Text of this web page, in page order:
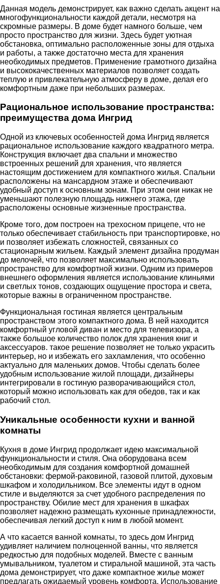
Данная модель демонстрирует, как важно сделать акцент на
многофункциональности каждой детали, несмотря на
скромные размеры. В доме будет намного больше, чем
просто пространство для жизни. Здесь будет уютная
обстановка, оптимально расположенные зоны для отдыха
и работы, а также достаточно места для хранения
необходимых предметов. Применение грамотного дизайна
и высококачественных материалов позволяет создать
теплую и привлекательную атмосферу в доме, делая его
комфортным даже при небольших размерах.
Рациональное использование пространства:
преимущества дома Ингрид
Одной из ключевых особенностей дома Ингрид является
рациональное использование каждого квадратного метра.
Конструкция включает два спальни и множество
встроенных решений для хранения, что является
настоящим достижением для компактного жилья. Спальни
расположены на мансардном этаже и обеспечивают
удобный доступ к основным зонам. При этом они никак не
уменьшают полезную площадь нижнего этажа, где
расположены основные жизненные пространства.
Кроме того, дом построен на трехосном прицепе, что не
только обеспечивает стабильность при транспортировке, но
и позволяет избежать сложностей, связанных со
стационарным жильем. Каждый элемент дизайна продуман
до мелочей, что позволяет максимально использовать
пространство для комфортной жизни. Одним из примеров
внешнего оформления является использование клиньями
и светлых тонов, создающих ощущение простора и света,
которые важны в ограниченном пространстве.
Функциональная гостиная является центральным
пространством этого компактного дома. В ней находится
комфортный угловой диван и место для телевизора, а
также большое количество полок для хранения книг и
аксессуаров. такое решение позволяет не только украсить
интерьер, но и избежать его захламления, что особенно
актуально для маленьких домов. Чтобы сделать более
удобным использование жилой площади, дизайнеры
интегрировали в гостиную разворачивающийся стол,
который можно использовать как для обедов, так и как
рабочий стол.
Уникальные особенности кухни и ванной
комнаты
Кухня в доме Ингрид продолжает идею максимальной
функциональности и стиля. Она оборудована всем
необходимым для создания комфортной домашней
обстановки: фермой-раковиной, газовой плитой, духовым
шкафом и холодильником. Все элементы идут в одном
стиле и выделяются за счет удобного распределения по
пространству. Обилие мест для хранения в шкафах
позволяет надежно размещать кухонные принадлежности,
обеспечивая легкий доступ к ним в любой момент.
А что касается ванной комнаты, то здесь дом Ингрид
удивляет наличием полноценной ванны, что является
редкостью для подобных моделей. Вместе с ванным
умывальником, туалетом и стиральной машиной, эта часть
дома демонстрирует, что даже компактное жилье может
предлагать ожидаемый уровень комфорта. Использование